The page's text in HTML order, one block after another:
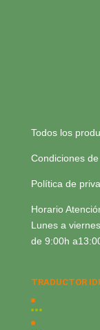
Todos los
Condiciones
Política de
Horario
Lunes a
de 9:00h
TRADUCTOR